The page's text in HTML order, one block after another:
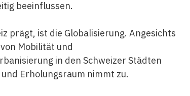
beeinflussen.
prägt, ist die Globalisierung. Angesichts
Mobilität und
in den Schweizer Städten
Erholungsraum nimmt zu.